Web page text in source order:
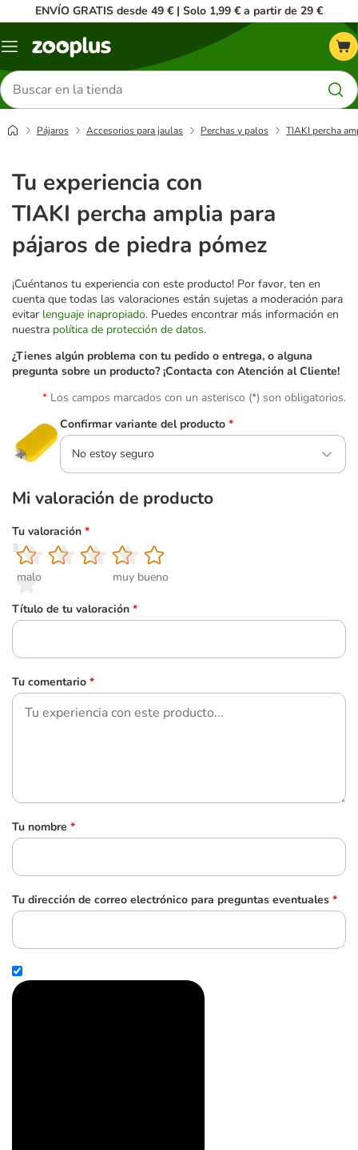
ENVÍO GRATIS desde 49 € | Solo 1,99 € a partir de 29 €
Menú
Buscar
productos
Pájaros Accesorios para jaulas Perchas y palos TIAKI percha
Tu experiencia con
TIAKI percha amplia para
pájaros de piedra pómez
¡Cuéntanos tu experiencia con este producto! Por favor, ten en
cuenta que todas las valoraciones están sujetas a moderación para
evitar lenguaje inapropiado. Puedes encontrar más información en
nuestra política de protección de datos.
¿Tienes algún problema con tu pedido o entrega, o alguna
pregunta sobre un producto? ¡Contacta con Atención al Cliente!
Los campos marcados con un asterisco (*) son obligatorios.
Confirmar variante del producto *
No estoy seguro
Mi valoración de producto
Tu valoración *
1
malo
2
3
4
5
muy bueno
Título de tu valoración *
Tu comentario *
Tu nombre *
Tu dirección de correo electrónico para preguntas eventuales *